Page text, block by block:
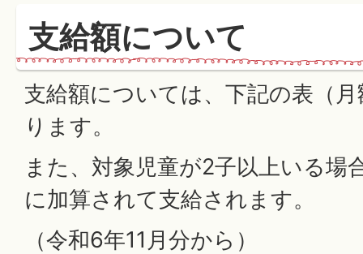
支給額について
支給額については、下記の表（
ります。
また、対象児童が2子以上いる場
に加算されて支給されます。
（令和6年11月分から）